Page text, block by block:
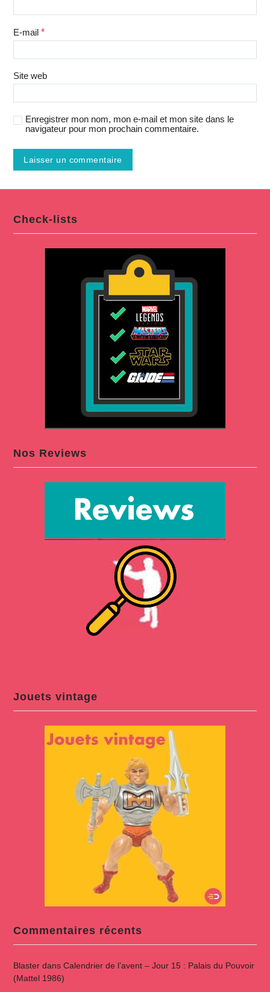
E-mail *
Site web
Enregistrer mon nom, mon e-mail et mon site dans le
navigateur pour mon prochain commentaire.
Check-lists
Nos Reviews
Jouets vintage
Commentaires récents
Blasterdans Calendrier de l’avent – Jour 15 : Palais du Pouvoir
(Mattel 1986)